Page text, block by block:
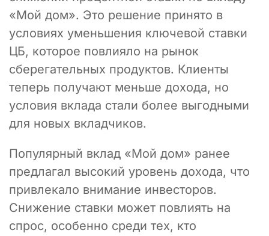
«Мой дом». Это решение принято в
условиях уменьшения ключевой ставки
ЦБ, которое повлияло на рынок
сберегательных продуктов. Клиенты
теперь получают меньше дохода, но
условия вклада стали более выгодными
для новых вкладчиков.
Популярный вклад «Мой дом» ранее
предлагал высокий уровень дохода, что
привлекало внимание инвесторов.
Снижение ставки может повлиять на
спрос, особенно среди тех, кто